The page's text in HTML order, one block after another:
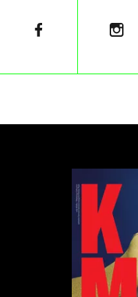
także @.oliwkowo.
profilu codziennymi
wygodę zamawiania
najdroższej kawy z
często zawierają
życia w stolicy.